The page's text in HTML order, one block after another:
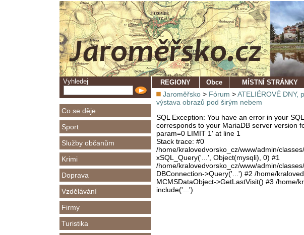
Vyhledej
Co se děje
Sport
Služby občanům
Krimi
Doprava
Vzdělávání
Firmy
Turistika
REGIONY
Obce MÍSTNÍ STRÁNKY
Jaroměřsko > Fórum >ATELIÉROVÉ DNY,
výstava obrazů pod širým nebem
SQL Exception: You have an error in your
corresponds to your MariaDB server version
param=0 LIMIT 1' at line 1
Stack trace: #0
/home/kralovedvorsko_cz/www/admin/
xSQL_Query('...', Object(mysqli), 0) #1
/home/kralovedvorsko_cz/www/admin/
DBConnection->Query('...') #2 /home/
MCMSDataObject->GetLastVisit() #3 /home/
include('...')